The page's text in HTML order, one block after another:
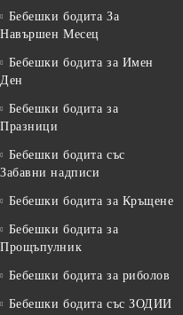
Бебешки бодита За
Навършен Месец
Бебешки бодита за Имен
Ден
Бебешки бодита за
Празници
Бебешки бодита със
Забавни надписи
Бебешки бодита за Кръщене
Бебешки бодита за
Прощъпулник
Бебешки бодита за риболов
Бебешки бодита със ЗОДИИ